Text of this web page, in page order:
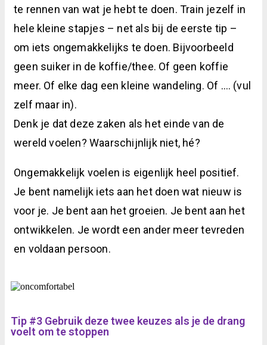
te rennen van wat je hebt te doen. Train jezelf in
hele kleine stapjes – net als bij de eerste tip –
om iets ongemakkelijks te doen. Bijvoorbeeld
geen suiker in de koffie/thee. Of geen koffie
meer. Of elke dag een kleine wandeling. Of …. (vul
zelf maar in).
Denk je dat deze zaken als het einde van de
wereld voelen? Waarschijnlijk niet, hé?
Ongemakkelijk voelen is eigenlijk heel positief.
Je bent namelijk iets aan het doen wat nieuw is
voor je. Je bent aan het groeien. Je bent aan het
ontwikkelen. Je wordt een ander meer tevreden
en voldaan persoon.
Tip #3 Gebruik deze twee keuzes als je de drang
voelt om te stoppen